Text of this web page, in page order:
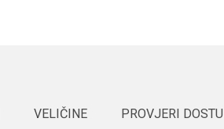
VELIČINE PROVJERI